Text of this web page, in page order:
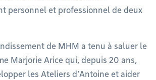
personnel et professionnel de deux
de MHM a tenu à saluer le
Marjorie Arice qui, depuis 20 ans,
les Ateliers d’Antoine et aider